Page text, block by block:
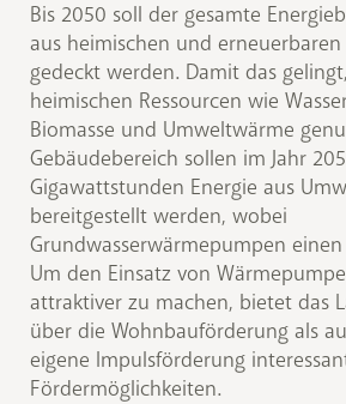
Bis 2050 soll der gesamte
aus heimischen und
gedeckt werden. Damit das
heimischen Ressourcen wie
Biomasse und Umweltwärme
Gebäudebereich sollen im Jahr
Gigawattstunden Energie aus
bereitgestellt werden, wobei
Grundwasserwärmepumpen
Um den Einsatz von
attraktiver zu machen, bietet das
über die Wohnbauförderung als
eigene Impulsförderung
Fördermöglichkeiten.